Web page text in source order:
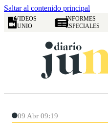
Saltar al contenido principal
VIDEOS
JUNIO
INFORMES
ESPECIALES
09 Abr 09:19